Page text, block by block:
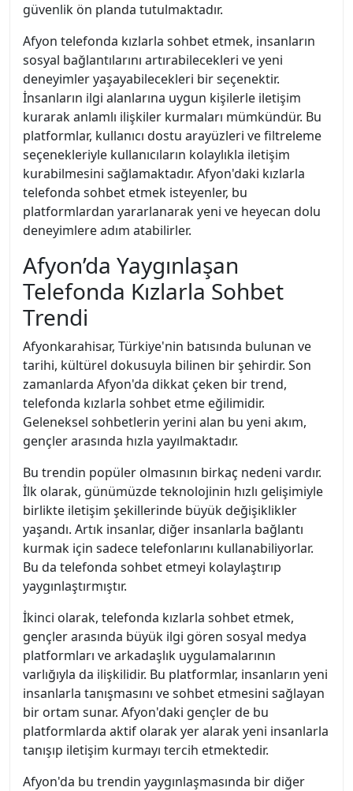
güvenlik ön planda tutulmaktadır.
Afyon telefonda kızlarla sohbet etmek, insanların
sosyal bağlantılarını artırabilecekleri ve yeni
deneyimler yaşayabilecekleri bir seçenektir.
İnsanların ilgi alanlarına uygun kişilerle iletişim
kurarak anlamlı ilişkiler kurmaları mümkündür. Bu
platformlar, kullanıcı dostu arayüzleri ve filtreleme
seçenekleriyle kullanıcıların kolaylıkla iletişim
kurabilmesini sağlamaktadır. Afyon'daki kızlarla
telefonda sohbet etmek isteyenler, bu
platformlardan yararlanarak yeni ve heyecan dolu
deneyimlere adım atabilirler.
Afyon’da Yaygınlaşan
Telefonda Kızlarla Sohbet
Trendi
Afyonkarahisar, Türkiye'nin batısında bulunan ve
tarihi, kültürel dokusuyla bilinen bir şehirdir. Son
zamanlarda Afyon'da dikkat çeken bir trend,
telefonda kızlarla sohbet etme eğilimidir.
Geleneksel sohbetlerin yerini alan bu yeni akım,
gençler arasında hızla yayılmaktadır.
Bu trendin popüler olmasının birkaç nedeni vardır.
İlk olarak, günümüzde teknolojinin hızlı gelişimiyle
birlikte iletişim şekillerinde büyük değişiklikler
yaşandı. Artık insanlar, diğer insanlarla bağlantı
kurmak için sadece telefonlarını kullanabiliyorlar.
Bu da telefonda sohbet etmeyi kolaylaştırıp
yaygınlaştırmıştır.
İkinci olarak, telefonda kızlarla sohbet etmek,
gençler arasında büyük ilgi gören sosyal medya
platformları ve arkadaşlık uygulamalarının
varlığıyla da ilişkilidir. Bu platformlar, insanların yeni
insanlarla tanışmasını ve sohbet etmesini sağlayan
bir ortam sunar. Afyon'daki gençler de bu
platformlarda aktif olarak yer alarak yeni insanlarla
tanışıp iletişim kurmayı tercih etmektedir.
Afyon'da bu trendin yaygınlaşmasında bir diğer